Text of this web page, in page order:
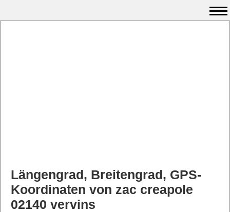
Längengrad, Breitengrad, GPS-
Koordinaten von zac creapole
02140 vervins